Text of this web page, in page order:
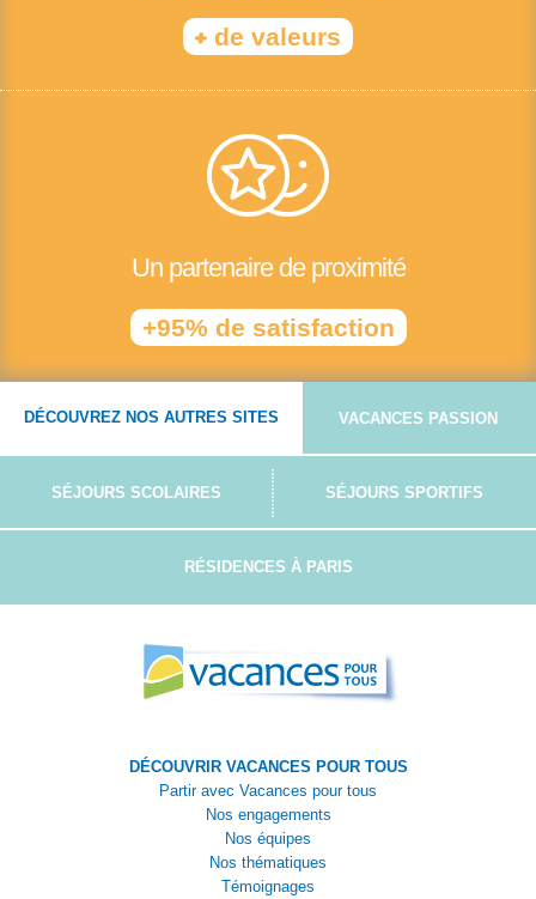
+ de valeurs
Un partenaire de proximité
+95% de satisfaction
DÉCOUVREZ NOS AUTRES SITES VACANCES PASSION
SÉJOURS SCOLAIRES SÉJOURS SPORTIFS
RÉSIDENCES À PARIS
DÉCOUVRIR VACANCES POUR TOUS
Partir avec Vacances pour tous
Nos engagements
Nos équipes
Nos thématiques
Témoignages